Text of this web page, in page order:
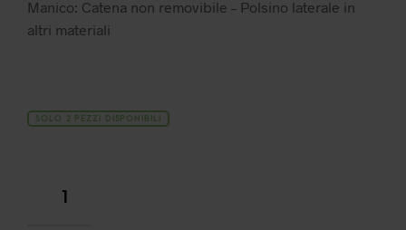
Manico: Catena non removibile – Polsino laterale in
altri materiali
SOLO 2 PEZZI DISPONIBILI